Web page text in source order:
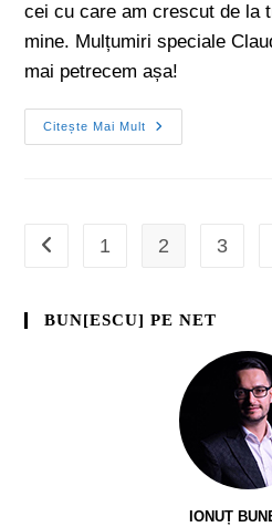
cei cu care am crescut de la
mine. Mulțumiri speciale
mai petrecem așa!
Citește Mai Mult
1 2 3
BUN[ESCU] PE NET
IONUȚ